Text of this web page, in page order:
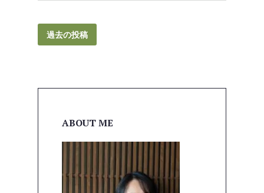
過去の投稿
ABOUT ME